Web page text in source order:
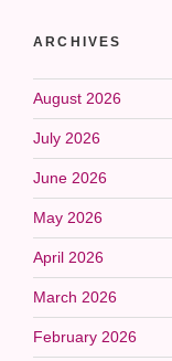
ARCHIVES
August 2026
July 2026
June 2026
May 2026
April 2026
March 2026
February 2026